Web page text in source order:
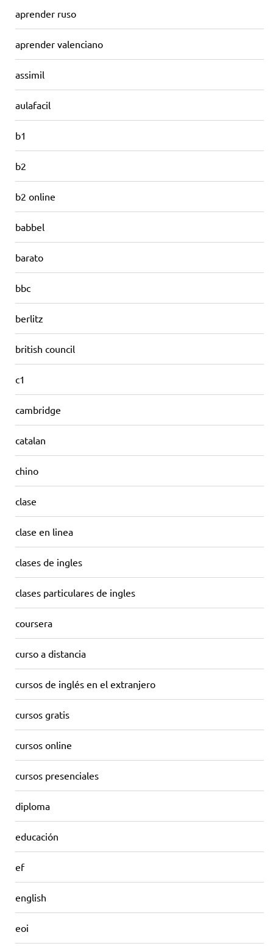
aprender ruso
aprender valenciano
assimil
aulafacil
b1
b2
b2 online
babbel
barato
bbc
berlitz
british council
c1
cambridge
catalan
chino
clase
clase en linea
clases de ingles
clases particulares de ingles
coursera
curso a distancia
cursos de inglés en el extranjero
cursos gratis
cursos online
cursos presenciales
diploma
educación
ef
english
eoi